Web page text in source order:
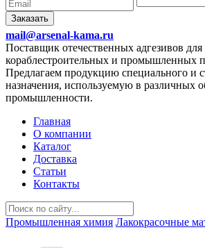
Заказать
mail@arsenal-kama.ru
Поставщик отечественных адгезивов
кораблестроительных и промышленных
Предлагаем продукцию специального и
назначения, используемую в различных
промышленности.
Главная
О компании
Каталог
Доставка
Статьи
Контакты
Промышленная химия Лакокрасочные